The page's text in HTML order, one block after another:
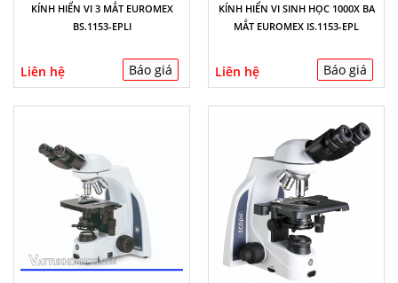
KÍNH HIỂN VI 3 MẮT EUROMEX
BS.1153-EPLI
Liên hệ Báo giá
KÍNH HIỂN VI SINH HỌC 1000X BA
MẮT EUROMEX IS.1153-EPL
Liên hệ Báo giá